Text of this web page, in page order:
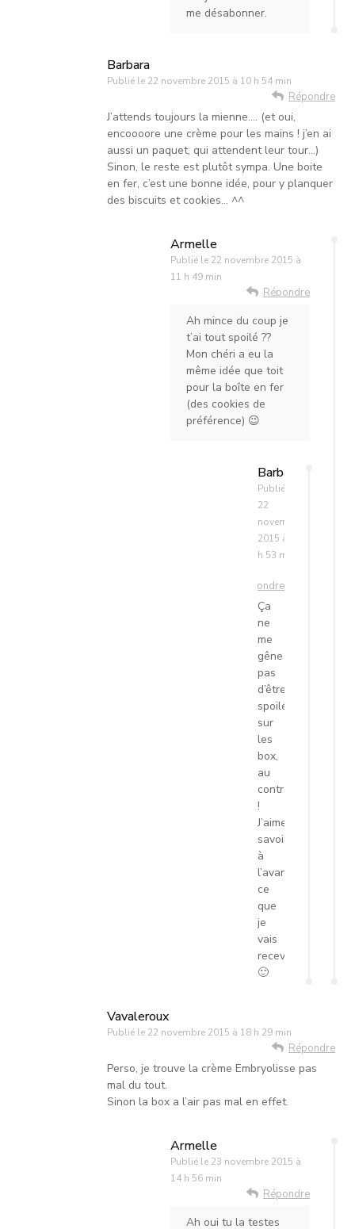
me désabonner.
Barbara
Publié le 22 novembre 2015 à 10 h 54 min
Répondre
J’attends toujours la mienne…. (et oui,
encoooore une crème pour les mains ! j’en ai
aussi un paquet, qui attendent leur tour…)
Sinon, le reste est plutôt sympa. Une boite
en fer, c’est une bonne idée, pour y planquer
des biscuits et cookies… ^^
Armelle
Publié le 22 novembre 2015 à
11 h 49 min
Répondre
Ah mince du coup je
t’ai tout spoilé ??
Mon chéri a eu la
même idée que toit
pour la boîte en fer
(des cookies de
préférence) 😉
Barbara
Publié le
22
novembre
2015 à 11
h 53 min
Répondre
Ça
ne
me
gêne
pas
d’être
spoilée,
sur
les
box,
au
contraire
!
J’aime
savoir
à
l’avance
ce
que
je
vais
recevoir.
🙂
Vavaleroux
Publié le 22 novembre 2015 à 18 h 29 min
Répondre
Perso, je trouve la crème Embryolisse pas
mal du tout.
Sinon la box a l’air pas mal en effet.
Armelle
Publié le 23 novembre 2015 à
14 h 56 min
Répondre
Ah oui tu la testes